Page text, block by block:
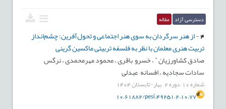
دکتر سید مهدی سجادی
استاد. دانشگاه تربیت مدرس
رشته تخصصی:استاد
پست الکترونیکی:
دسترسی آزاد مقاله
4
-از هنر سرگردان به سوی هنر اجتماعی و تحول‌آفرین: چشم‌انداز
تربیت هنری معلمان با نظر به فلسفه تربیتی ماکسین گرینی
صادق کشاورزیان ،خسرو باقری ،محمود مهرمحمدی ،نرگس
سادات سجادیه ،افسانه عبدلی
شماره10 دوره2
,بهار-تابستان1404
10.61882/pesi.49251.2.10.77